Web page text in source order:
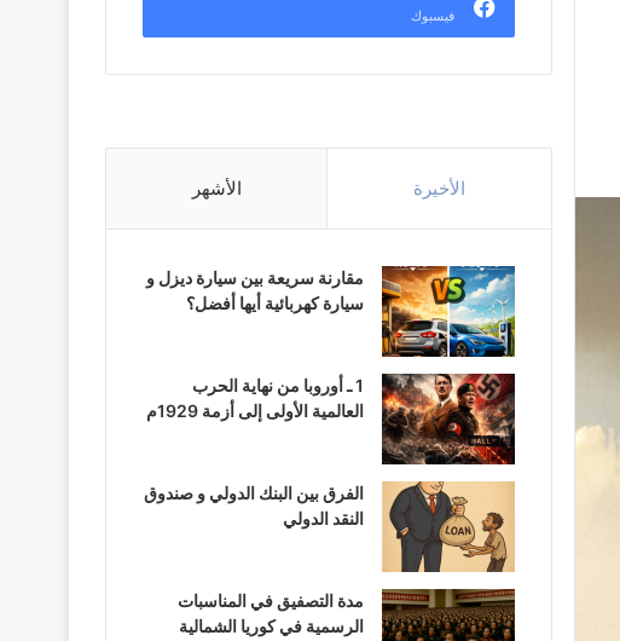
فيسبوك
الأخيرة الأشهر
مقارنة سريعة بين سيارة ديزل و
سيارة كهربائية أيها أفضل؟
1 ـ أوروبا من نهاية الحرب
العالمية الأولى إلى أزمة 1929م
الفرق بين البنك الدولي و صندوق
النقد الدولي
مدة التصفيق في المناسبات
الرسمية في كوريا الشمالية